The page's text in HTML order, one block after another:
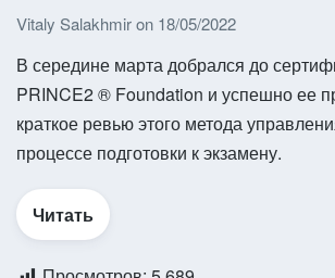
Vitaly Salakhmiron 18/05/2022
В середине марта добрался до
PRINCE2 ® Foundation и успешно ее
краткое ревью этого метода
процессе подготовки к экзамену.
Читать